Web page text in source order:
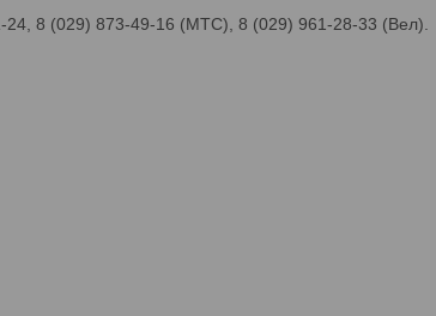
24, 8 (029) 873-49-16 (МТС), 8 (029) 961-28-33 (Вел).